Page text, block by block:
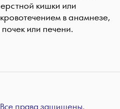
кишки или
в анамнезе,
или печени.